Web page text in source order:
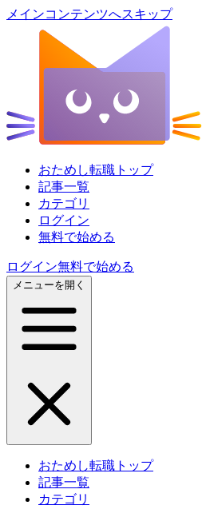
メインコンテンツへスキップ
おためし転職トップ
記事一覧
カテゴリ
ログイン
無料で始める
ログイン無料で始める
メニューを開く
おためし転職トップ
記事一覧
カテゴリ